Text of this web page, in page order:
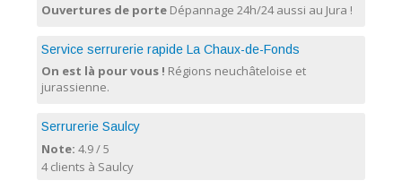
Ouvertures de porteDépannage 24h/24 aussi au Jura !
Service serrurerie rapide La Chaux-de-Fonds
On est là pour vous ! Régions neuchâteloise et
jurassienne.
Serrurerie Saulcy
Note: 4.9/5
4 clients à Saulcy